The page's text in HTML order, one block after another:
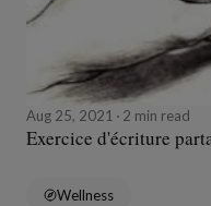
Aug 25, 2021 2 min read
Exercice d'écriture
Wellness